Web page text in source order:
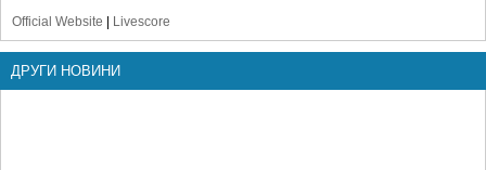
Official Website | Livescore
ДРУГИ НОВИНИ